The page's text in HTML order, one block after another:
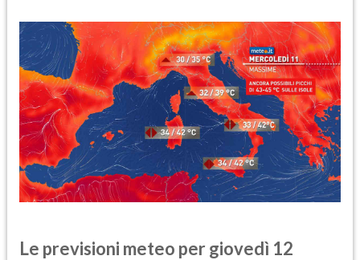
Le previsioni meteo pergiovedì 12